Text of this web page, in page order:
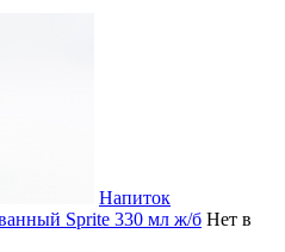
Напиток
Sprite 330 мл ж/б Нет в